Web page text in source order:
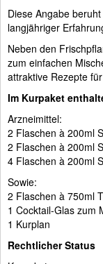
Diese Angabe
langjähriger
Neben den
zum einfachen
attraktive Rezepte
Im Kurpaket
Arzneimittel:
2 Flaschen à 200ml
2 Flaschen à 200ml
4 Flaschen à 200ml
Sowie:
2 Flaschen à 750ml
1 Cocktail-Glas zum
1 Kurplan
Rechtlicher Status